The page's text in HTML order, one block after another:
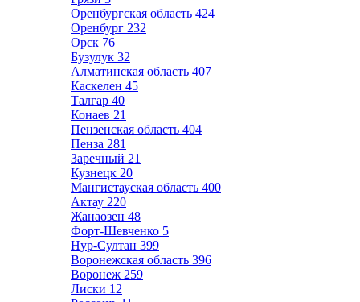
Оренбургская область 424
Оренбург 232
Орск 76
Бузулук 32
Алматинская область 407
Каскелен 45
Талгар 40
Конаев 21
Пензенская область 404
Пенза 281
Заречный 21
Кузнецк 20
Мангистауская область 400
Актау 220
Жанаозен 48
Форт-Шевченко 5
Нур-Султан 399
Воронежская область 396
Воронеж 259
Лиски 12